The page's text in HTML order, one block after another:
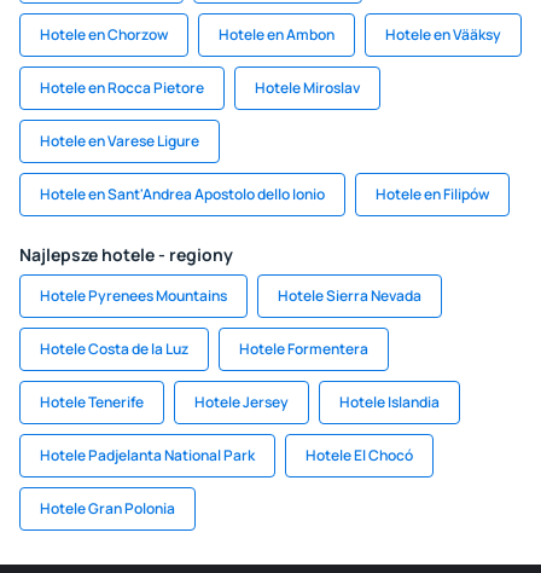
Hotele en Chorzow Hotele en Ambon Hotele en Vääksy
Hotele en Rocca Pietore Hotele Miroslav
Hotele en Varese Ligure
Hotele en Sant'Andrea Apostolo dello Ionio Hotele en Filipów
Najlepsze hotele - regiony
Hotele Pyrenees Mountains Hotele Sierra Nevada
Hotele Costa de la Luz Hotele Formentera
Hotele Tenerife Hotele Jersey Hotele Islandia
Hotele Padjelanta National Park Hotele El Chocó
Hotele Gran Polonia